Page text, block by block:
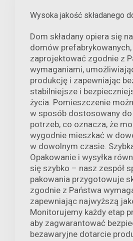
Wysoka jakość składanego
Dom składany opiera się
domów
zaprojektować zgodnie z
wymaganiami,
produkcję i zapewniając
stabilniejsze i
życia. Pomieszczenie
w sposób dostosowany do
potrzeb, co oznacza, że
wygodnie mieszkać w
w dowolnym czasie.
Opakowanie i wysyłka
się szybko – nasz zespół
pakowania przygotowuje
zgodnie z Państwa
zapewniając najwyższą
Monitorujemy każdy etap
aby zagwarantować
bezawaryjne dotarcie